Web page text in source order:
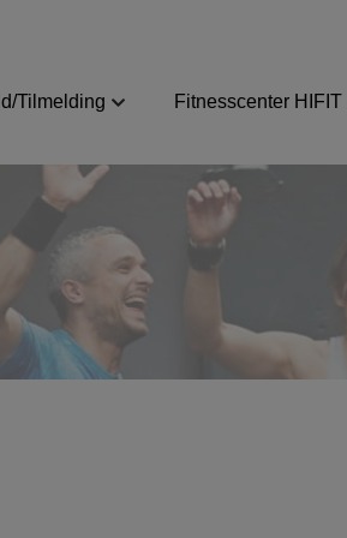
Tilmelding Fitnesscenter HIFIT